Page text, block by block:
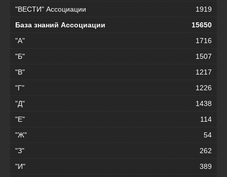
"ВЕСТИ" Ассоциации
1919
База знаний Ассоциации
15650
"А"
1716
"Б"
1507
"В"
1217
"Г"
1226
"Д"
1438
"Е"
114
"Ж"
54
"З"
262
"И"
389